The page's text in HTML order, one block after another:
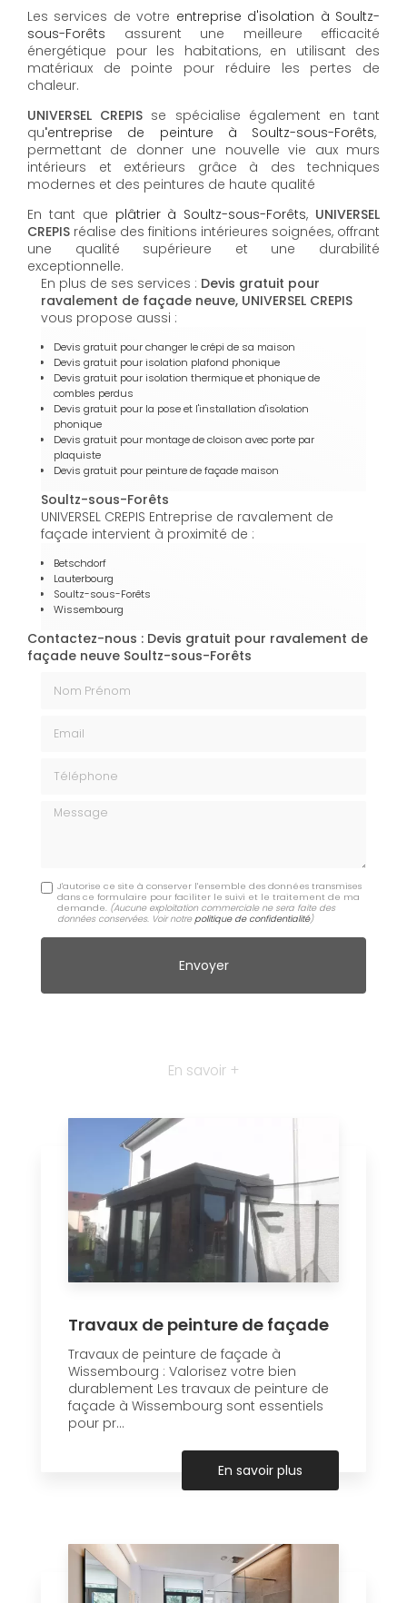
Les services de votre entreprise d'isolation à Soultz-
sous-Forêts assurent une meilleure efficacité
énergétique pour les habitations, en utilisant des
matériaux de pointe pour réduire les pertes de
chaleur.
UNIVERSEL CREPIS se spécialise également en tant
qu'entreprise de peinture à Soultz-sous-Forêts,
permettant de donner une nouvelle vie aux murs
intérieurs et extérieurs grâce à des techniques
modernes et des peintures de haute qualité
En tant que plâtrier à Soultz-sous-Forêts, UNIVERSEL
CREPIS réalise des finitions intérieures soignées, offrant
une qualité supérieure et une durabilité
exceptionnelle.
En plus de ses services : Devis gratuit pour
ravalement de façade neuve, UNIVERSEL CREPIS
vous propose aussi :
Devis gratuit pour changer le crépi de sa maison
Devis gratuit pour isolation plafond phonique
Devis gratuit pour isolation thermique et phonique de
combles perdus
Devis gratuit pour la pose et l'installation d'isolation
phonique
Devis gratuit pour montage de cloison avec porte par
plaquiste
Devis gratuit pour peinture de façade maison
Soultz-sous-Forêts
UNIVERSEL CREPIS Entreprise de ravalement de
façade intervient à proximité de :
Betschdorf
Lauterbourg
Soultz-sous-Forêts
Wissembourg
Contactez-nous : Devis gratuit pour ravalement de
façade neuve Soultz-sous-Forêts
Message
J'autorise ce site à conserver l'ensemble des données transmises
dans ce formulaire pour faciliter le suivi et le traitement de ma
demande. (Aucune exploitation commerciale ne sera faite des
données conservées. Voir notrepolitique de confidentialité)
En savoir +
Travaux de peinture de façade
Travaux de peinture de façade à
Wissembourg : Valorisez votre bien
durablement Les travaux de peinture de
façade à Wissembourg sont essentiels
pour pr...
En savoir plus